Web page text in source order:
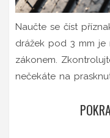
Naučte se číst
drážek pod 3 mm je
zákonem.
nečekáte na